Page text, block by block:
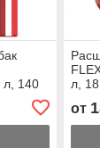
л, 140
л, 600
л,
от